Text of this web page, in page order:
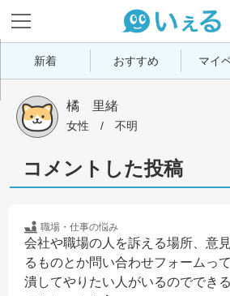
新着 おすすめ マイ
橘　里緒
女性 / 不明
コメントした投稿
職場・仕事の悩み
会社や職場の人を訴える場所、意
るものとか問い合わせフォームっ
潰してやりたい人がいるのででき